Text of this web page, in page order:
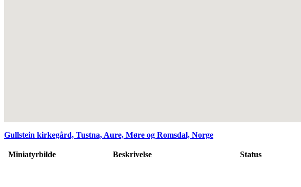
Gullstein kirkegård, Tustna, Aure, Møre og Romsdal, Norge
Miniatyrbilde Beskrivelse Status